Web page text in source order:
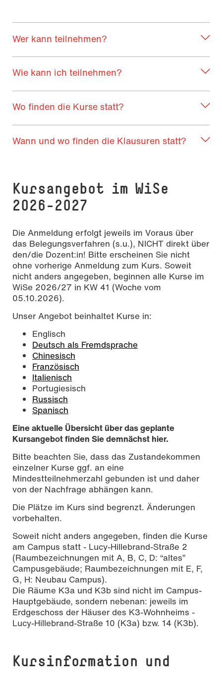
Wer kann teilnehmen?
Wie kann ich teilnehmen?
Wo finden die Kurse statt?
Wann und wo finden die Klausuren statt?
Kursangebot im WiSe
2026-2027
Die Anmeldung erfolgt jeweils im Voraus über
das Belegungsverfahren (s.u.), NICHT direkt über
den/die Dozent:in! Bitte erscheinen Sie nicht
ohne vorherige Anmeldung zum Kurs. Soweit
nicht anders angegeben, beginnen alle Kurse im
WiSe 2026/27 in KW 41 (Woche vom
05.10.2026).
Unser Angebot beinhaltet Kurse in:
Englisch
Deutsch als Fremdsprache
Chinesisch
Französisch
Italienisch
Portugiesisch
Russisch
Spanisch
Eine aktuelle Übersicht über das geplante
Kursangebot finden Sie demnächst hier.
Bitte beachten Sie, dass das Zustandekommen
einzelner Kurse ggf. an eine
Mindestteilnehmerzahl gebunden ist und daher
von der Nachfrage abhängen kann.
Die Plätze im Kurs sind begrenzt. Änderungen
vorbehalten.
Soweit nicht anders angegeben, finden die Kurse
am Campus statt - Lucy-Hillebrand-Straße 2
(Raumbezeichnungen mit A, B, C, D: “altes”
Campusgebäude; Raumbezeichnungen mit E, F,
G, H: Neubau Campus).
Die Räume K3a und K3b sind nicht im Campus-
Hauptgebäude, sondern nebenan: jeweils im
Erdgeschoss der Häuser des K3-Wohnheims -
Lucy-Hillebrand-Straße 10 (K3a) bzw. 14 (K3b).
Kursinformation und